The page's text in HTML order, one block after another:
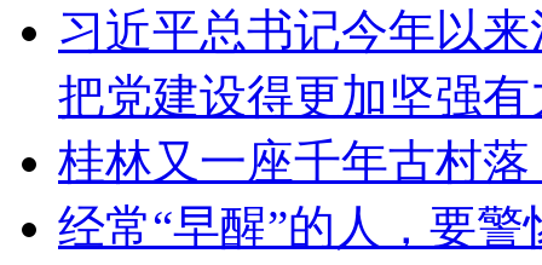
习近平总书记今年以
把党建设得更加坚强有
桂林又一座千年古村
经常“早醒”的人，要